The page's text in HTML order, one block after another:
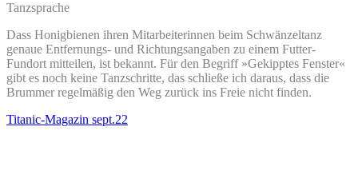
Tanzsprache
Dass Honigbienen ihren Mitarbeiterinnen beim Schwänzeltanz
genaue Entfernungs- und Richtungsangaben zu einem Futter-
Fundort mitteilen, ist bekannt. Für den Begriff »Gekipptes Fenster«
gibt es noch keine Tanzschritte, das schließe ich daraus, dass die
Brummer regelmäßig den Weg zurück ins Freie nicht finden.
Titanic-Magazin sept.22